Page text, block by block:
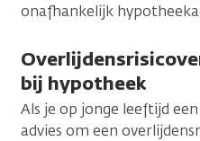
onafhankelijk
bij hypotheek
Als je op jonge leeftijd
advies om een